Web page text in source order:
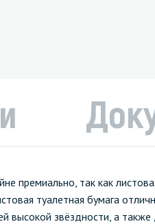
премиально, так как
туалетная бумага
высокой звёздности, а также